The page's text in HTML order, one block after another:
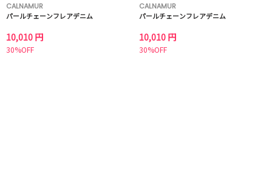
CALNAMUR
パールチェーンフレアデニム
10,010 円
30%OFF
CALNAMUR
パールチェーンフレアデニム
10,010 円
30%OFF